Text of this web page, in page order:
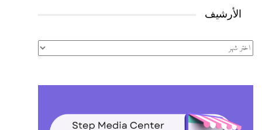
الأرشيف
الأرشيف